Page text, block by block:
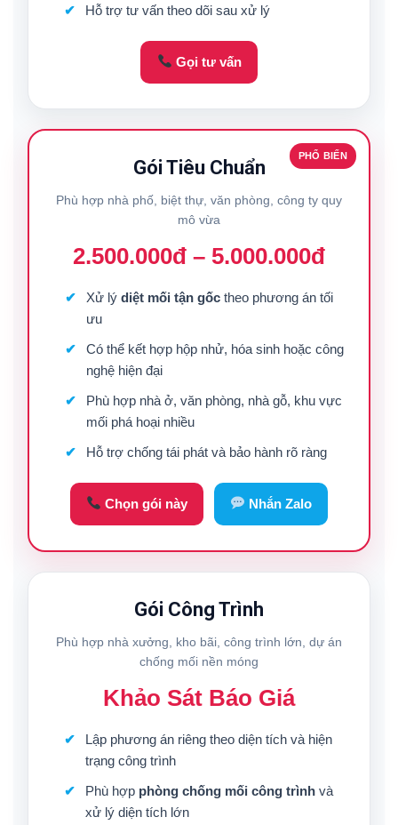
Hỗ trợ tư vấn theo dõi sau xử lý
Gọi tư vấn
PHỔ BIẾN
Gói Tiêu Chuẩn
Phù hợp nhà phố, biệt thự, văn phòng, công ty quy
mô vừa
2.500.000đ – 5.000.000đ
Xử lý diệt mối tận gốctheo phương án tối
ưu
Có thể kết hợp hộp nhử, hóa sinh hoặc công
nghệ hiện đại
Phù hợp nhà ở, văn phòng, nhà gỗ, khu vực
mối phá hoại nhiều
Hỗ trợ chống tái phát và bảo hành rõ ràng
Chọn gói này Nhắn Zalo
Gói Công Trình
Phù hợp nhà xưởng, kho bãi, công trình lớn, dự án
chống mối nền móng
Khảo Sát Báo Giá
Lập phương án riêng theo diện tích và hiện
trạng công trình
Phù hợp phòng chống mối công trìnhvà
xử lý diện tích lớn